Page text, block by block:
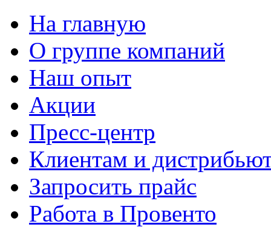
На главную
О группе компаний
Наш опыт
Акции
Пресс-центр
Клиентам и
Запросить прайс
Работа в Провенто